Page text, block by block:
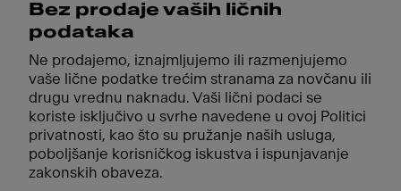
Bez prodaje vaših ličnih
podataka
Ne prodajemo, iznajmljujemo ili razmenjujemo
vaše lične podatke trećim stranama za novčanu ili
drugu vrednu naknadu. Vaši lični podaci se
koriste isključivo u svrhe navedene u ovoj Politici
privatnosti, kao što su pružanje naših usluga,
poboljšanje korisničkog iskustva i ispunjavanje
zakonskih obaveza.